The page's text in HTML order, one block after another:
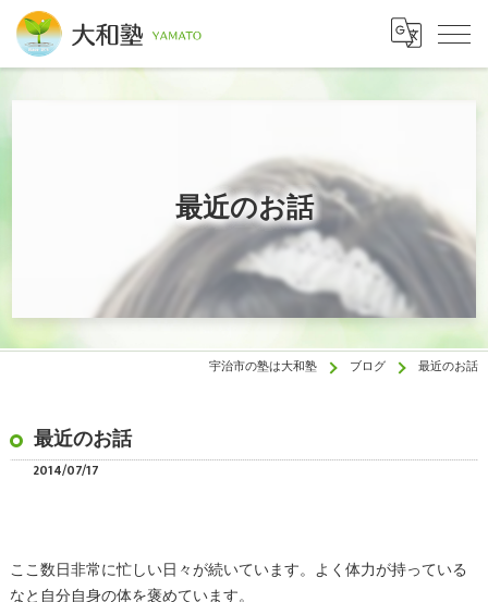
最近のお話
宇治市の塾は大和塾 ブログ 最近のお話
最近のお話
2014/07/17
ここ数日非常に忙しい日々が続いています。よく体力が持っている
なと自分自身の体を褒めています。